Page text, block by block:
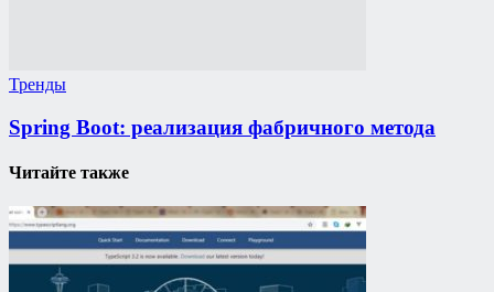
Тренды
Spring Boot: реализация фабричного метода
Читайте также